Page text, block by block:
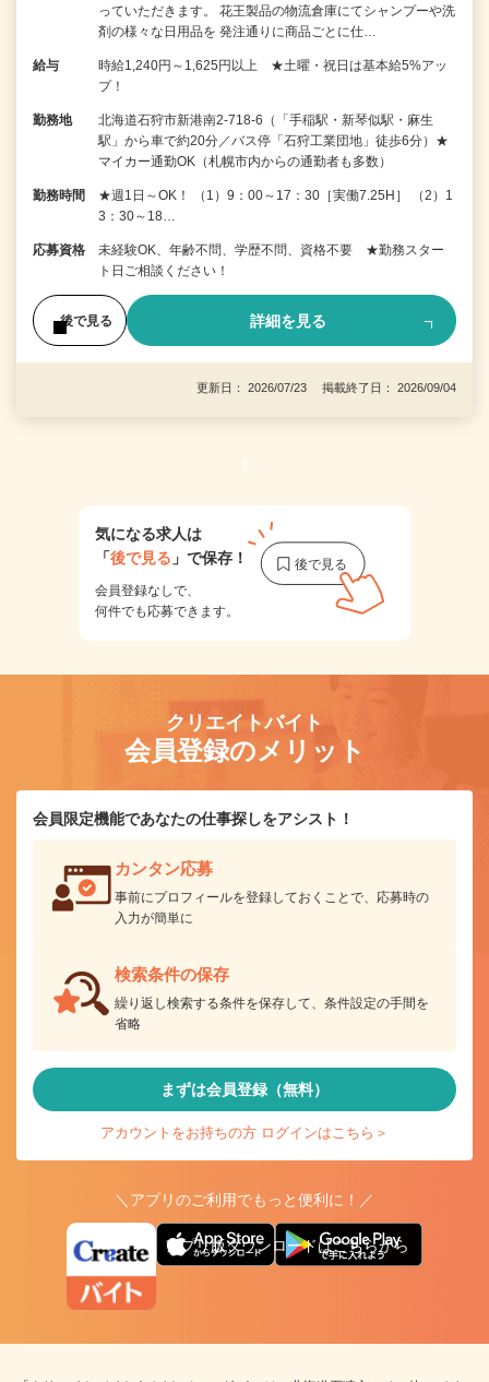
っていただきます。 花王製品の物流倉庫にてシャンプーや洗
剤の様々な日用品を 発注通りに商品ごとに仕…
給与
時給1,240円～1,625円以上 ★土曜・祝日は基本給5%アッ
プ！
勤務地
北海道石狩市新港南2-718-6（「手稲駅・新琴似駅・麻生
駅」から車で約20分／バス停「石狩工業団地」徒歩6分）★
マイカー通勤OK（札幌市内からの通勤者も多数）
勤務時間
★週1日～OK！ （1）9：00～17：30［実働7.25H］ （2）1
3：30～18…
応募資格
未経験OK、年齢不問、学歴不問、資格不要 ★勤務スター
ト日ご相談ください！
後で見る 詳細を見る
更新日： 2026/07/23 掲載終了日： 2026/09/04
1
気になる求人は
「後で見る 」で保存！
会員登録なしで、
何件でも応募できます。
クリエイトバイト
会員登録のメリット
会員限定機能であなたの仕事探しをアシスト！
カンタン応募
事前にプロフィールを登録しておくことで、応募時の
入力が簡単に
検索条件の保存
繰り返し検索する条件を保存して、条件設定の手間を
省略
まずは会員登録（無料）
アカウントをお持ちの方 ログインはこちら＞
＼アプリのご利用でもっと便利に！／
アプリ版ダウンロードはこちらから